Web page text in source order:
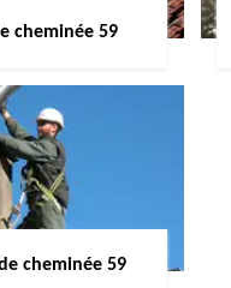
cheminée 59
cheminée 59